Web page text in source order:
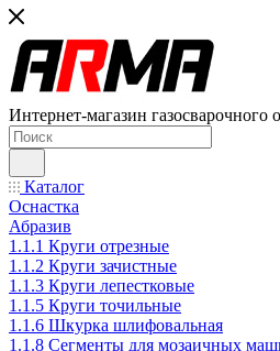
Интернет-магазин газосварочного
Каталог
Оснастка
Абразив
1.1.1 Круги отрезные
1.1.2 Круги зачистные
1.1.3 Круги лепестковые
1.1.5 Круги точильные
1.1.6 Шкурка шлифовальная
1.1.8 Сегменты для мозаичных